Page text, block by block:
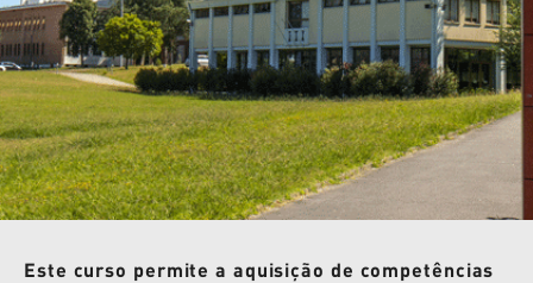
Este curso permite a aquisição de competências